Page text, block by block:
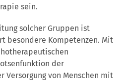
sein.
solcher Gruppen ist
besondere Kompetenzen. Mit
der
Versorgung von Menschen mit